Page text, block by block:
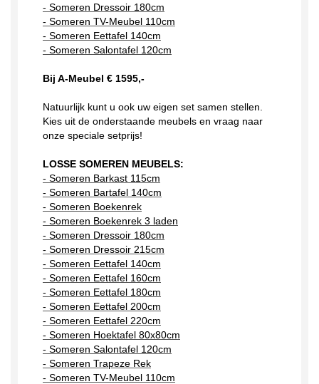
- Someren Dressoir 180cm
- Someren TV-Meubel 110cm
- Someren Eettafel 140cm
- Someren Salontafel 120cm
Bij A-Meubel € 1595,-
Natuurlijk kunt u ook uw eigen set samen stellen.
Kies uit de onderstaande meubels en vraag naar
onze speciale setprijs!
LOSSE SOMEREN MEUBELS:
- Someren Barkast 115cm
- Someren Bartafel 140cm
- Someren Boekenrek
- Someren Boekenrek 3 laden
- Someren Dressoir 180cm
- Someren Dressoir 215cm
- Someren Eettafel 140cm
- Someren Eettafel 160cm
- Someren Eettafel 180cm
- Someren Eettafel 200cm
- Someren Eettafel 220cm
- Someren Hoektafel 80x80cm
- Someren Salontafel 120cm
- Someren Trapeze Rek
- Someren TV-Meubel 110cm